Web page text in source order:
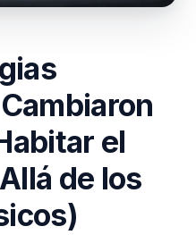
el
de los